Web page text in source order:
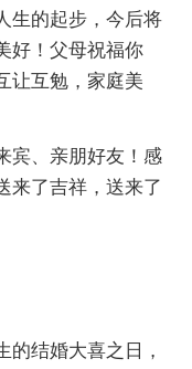
生的起步，今后将
好！父母祝福你
让互勉，家庭美
宾、亲朋好友！感
来了吉祥，送来了
的结婚大喜之日，